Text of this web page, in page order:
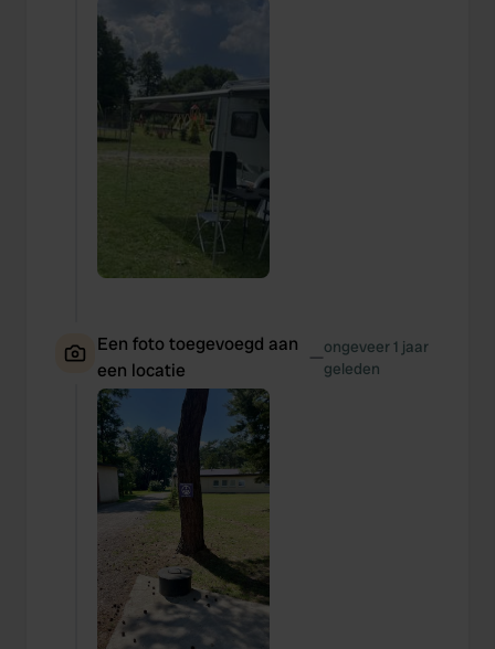
Een foto toegevoegd aan
een locatie
—ongeveer 1 jaar
geleden